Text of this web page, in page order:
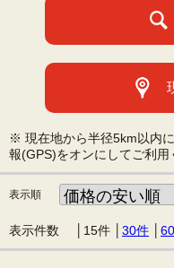
※ 現在地から半径5km以内
報(GPS)をオンにしてご利用
表示順
表示件数 │ 15件 30件